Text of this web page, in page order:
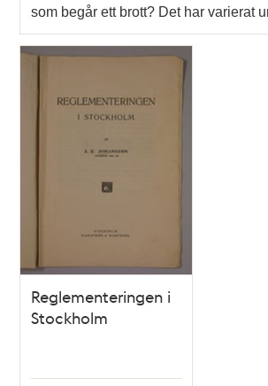
som begår ett brott? Det har varierat
Reglementeringen i
Stockholm